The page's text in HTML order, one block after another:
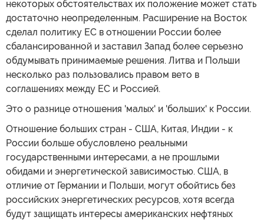
некоторых обстоятельствах их положение может стать
достаточно неопределенным. Расширение на Восток
сделал политику ЕС в отношении России более
сбалансированной и заставил Запад более серьезно
обдумывать принимаемые решения. Литва и Польши
несколько раз пользовались правом вето в
соглашениях между ЕС и Россией.
Это о разнице отношения 'малых' и 'больших' к России.
Отношение больших стран - США, Китая, Индии - к
России больше обусловлено реальными
государственными интересами, а не прошлыми
обидами и энергетической зависимостью. США, в
отличие от Германии и Польши, могут обойтись без
российских энергетических ресурсов, хотя всегда
будут защищать интересы американских нефтяных